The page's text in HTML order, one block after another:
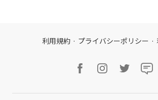
利用規約 · プライバシーポリシー ·